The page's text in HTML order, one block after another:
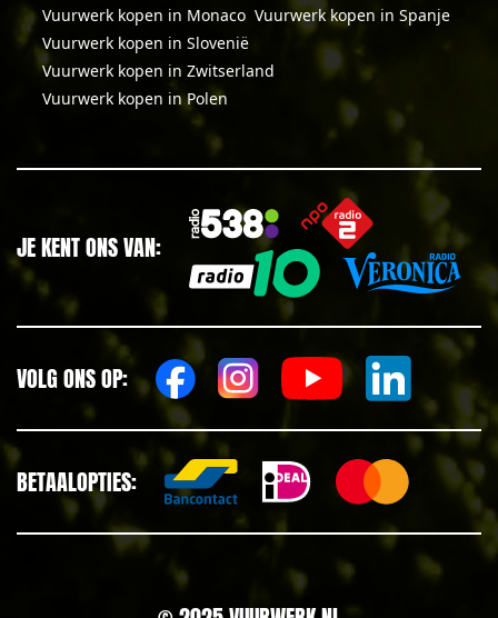
Vuurwerk kopen in Monaco Vuurwerk kopen in Spanje
Vuurwerk kopen in Slovenië
Vuurwerk kopen in Zwitserland
Vuurwerk kopen in Polen
JE KENT ONS VAN:
VOLG ONS OP:
BETAALOPTIES: